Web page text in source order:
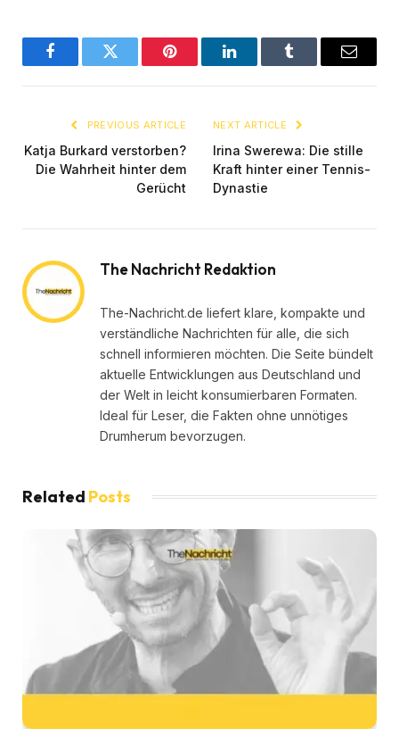
FacebookTwitter Pinterest LinkedInTumblr Email
PREVIOUS ARTICLE
Katja Burkard verstorben?
Die Wahrheit hinter dem
Gerücht
NEXT ARTICLE
Irina Swerewa: Die stille
Kraft hinter einer Tennis-
Dynastie
The Nachricht Redaktion
The-Nachricht.de liefert klare, kompakte und
verständliche Nachrichten für alle, die sich
schnell informieren möchten. Die Seite bündelt
aktuelle Entwicklungen aus Deutschland und
der Welt in leicht konsumierbaren Formaten.
Ideal für Leser, die Fakten ohne unnötiges
Drumherum bevorzugen.
Related Posts